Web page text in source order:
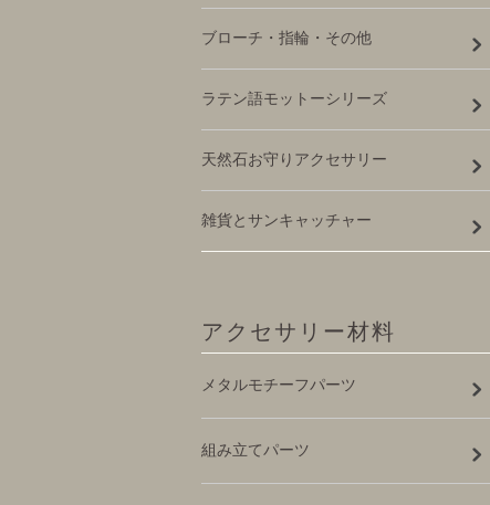
ブローチ・指輪・その他
ラテン語モットーシリーズ
天然石お守りアクセサリー
雑貨とサンキャッチャー
アクセサリー材料
メタルモチーフパーツ
組み立てパーツ